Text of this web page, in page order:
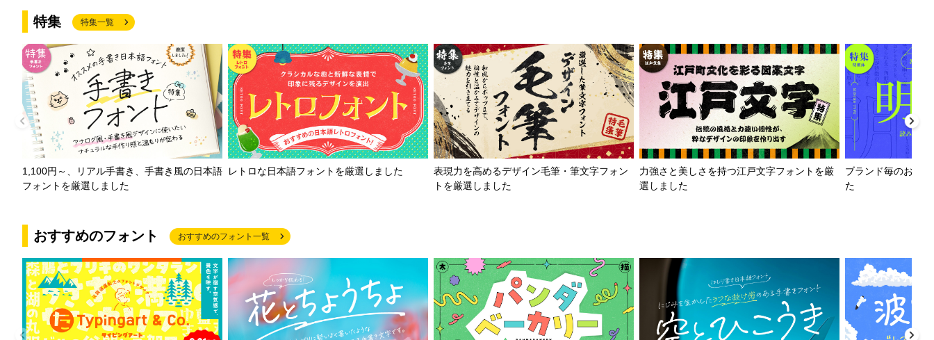
特集 特集一覧
1,100円～、リアル手書き、手書き風の日本語
フォントを厳選しました
レトロな日本語フォントを厳選しました
表現力を高めるデザイン毛筆・筆文字フォン
トを厳選しました
力強さと美しさを持つ江戸文字フォントを厳
選しました
ブランド毎のおす
た
おすすめのフォント おすすめのフォント一覧